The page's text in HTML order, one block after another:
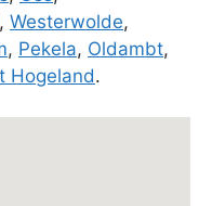
, Westerwolde,
, Pekela, Oldambt,
Hogeland.